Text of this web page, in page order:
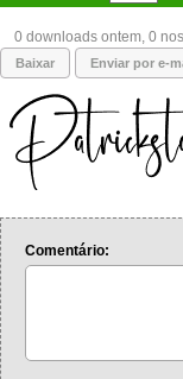
0 downloads ontem, 0
Baixar Enviar por e-
Comentário: